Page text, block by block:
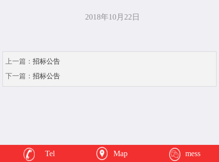
2018年10月22日
上一篇： 招标公告
下一篇： 招标公告
Tel Map mess